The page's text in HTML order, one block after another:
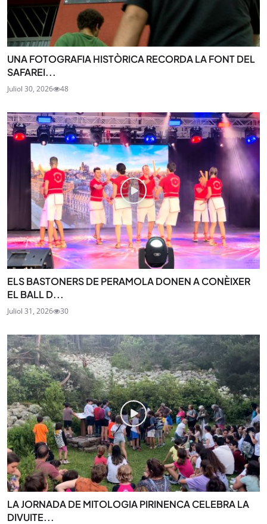
UNA FOTOGRAFIA HISTÒRICA RECORDA LA FONT DEL
SAFAREI...
Juliol 30, 2026 48
ELS BASTONERS DE PERAMOLA DONEN A CONÈIXER
EL BALL D...
Juliol 31, 2026 30
LA JORNADA DE MITOLOGIA PIRINENCA CELEBRA LA
DIVUITE...